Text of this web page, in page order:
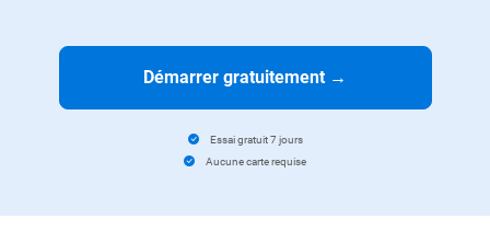
Démarrer gratuitement →
Essai gratuit 7 jours
Aucune carte requise